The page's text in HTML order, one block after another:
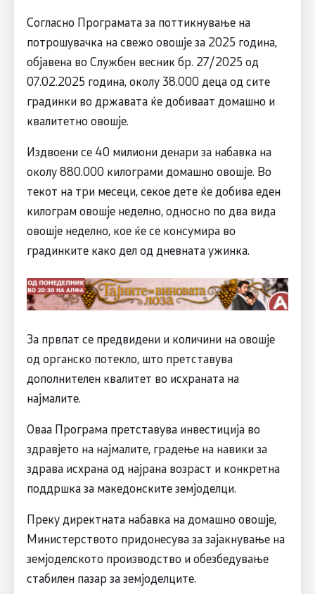
Согласно Програмата за поттикнување на
потрошувачка на свежо овошје за 2025 година,
објавена во Службен весник бр. 27/2025 од
07.02.2025 година, околу 38.000 деца од сите
градинки во државата ќе добиваат домашно и
квалитетно овошје.
Издвоени се 40 милиони денари за набавка на
околу 880.000 килограми домашно овошје. Во
текот на три месеци, секое дете ќе добива еден
килограм овошје неделно, односно по два вида
овошје неделно, кое ќе се консумира во
градинките како дел од дневната ужинка.
За првпат се предвидени и количини на овошје
од органско потекло, што претставува
дополнителен квалитет во исхраната на
најмалите.
Оваа Програма претставува инвестиција во
здравјето на најмалите, градење на навики за
здрава исхрана од најрана возраст и конкретна
поддршка за македонските земјоделци.
Преку директната набавка на домашно овошје,
Министерството придонесува за зајакнување на
земјоделското производство и обезбедување
стабилен пазар за земјоделците.